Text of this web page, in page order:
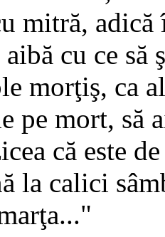
mitră, adică
cu ce
morţiş, ca
pe mort, să
că este
la calici